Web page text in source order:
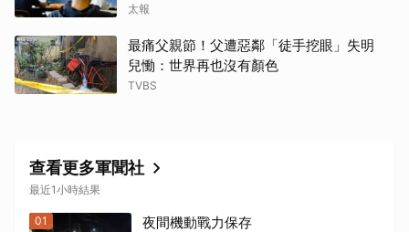
太報
最痛父親節！父遭惡鄰「徒手挖眼」失明
兒慟：世界再也沒有顏色
TVBS
查看更多軍聞社
最近1小時結果
01 夜間機動戰力保存